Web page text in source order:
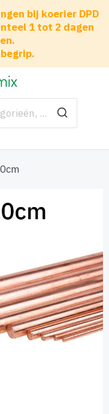
bij koerier DPD
1 tot 2 dagen